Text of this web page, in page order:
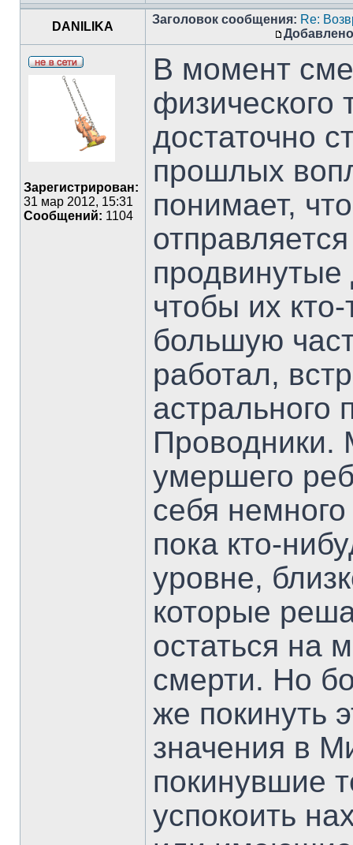
DANILIKA
Заголовок сообщения: Re:
Зарегистрирован:
31 мар 2012, 15:31
Сообщений: 1104
В момент
достаточно
прошлых
понимает,
чтобы их
большую
работал,
астрального
умершего
себя
пока кто-
уровне,
которые
остаться на
смерти. Но
же покинуть
значения в
покинувшие
успокоить